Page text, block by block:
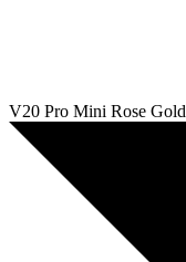
V20 Pro Mini Rose Gold